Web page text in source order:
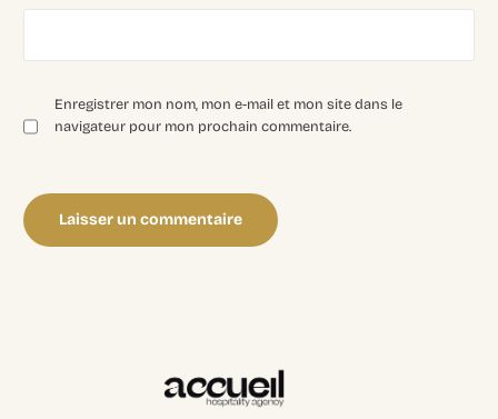
Enregistrer mon nom, mon e-mail et mon site dans le
navigateur pour mon prochain commentaire.